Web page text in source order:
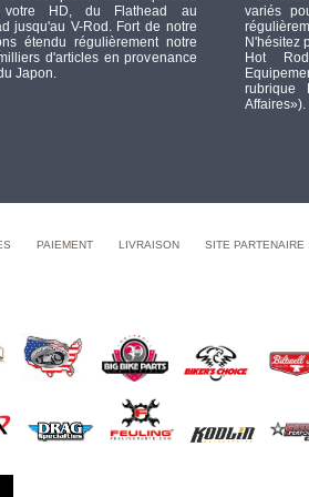
votre HD, du Flathead au
jusqu'au V-Rod. Fort de notre
étendu régulièrement notre
d'articles en provenance
Japon.
variés
N'hésitez
Hot
rubrique
Affaires»).
PAIEMENT LIVRAISON SITE PARTENAIRE